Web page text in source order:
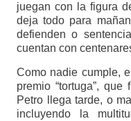
juegan con la figura
deja todo para
defienden o
cuentan con
Como nadie cumple,
premio “tortuga”,
Petro llega tarde, o
incluyendo la